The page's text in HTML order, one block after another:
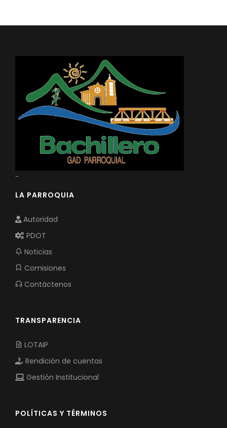
Plan de desarrollo y Ordenamiento Territorial -
Plan Operativo Anual - POA
Convenios Institucionales
PRESUPUESTO: EJECUCIÓN Y REPORTES
Cédulas presupuestarias y balances
Procesos de contratación
Ejecución Presupuestaria
Obras y proyectos
-
LA PARROQUIA
Autoridad
PDOT
Noticias
Comisiones
Contáctenos
TRANSPARENCIA
LOTAIP
Rendición de cuentas
Gestión Institucional
POLÍTICAS Y TÉRMINOS